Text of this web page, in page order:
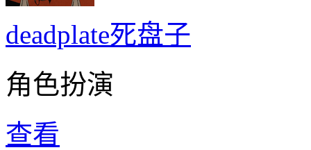
deadplate死盘子
角色扮演
查看